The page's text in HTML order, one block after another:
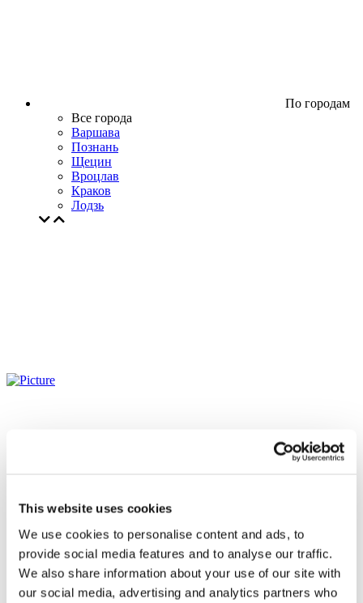
This website uses cookies
We use cookies to personalise content and ads, to
provide social media features and to analyse our traffic.
We also share information about your use of our site with
our social media, advertising and analytics partners who
По городам
Все города
Варшава
Познань
Щецин
Вроцлав
Краков
Лодзь